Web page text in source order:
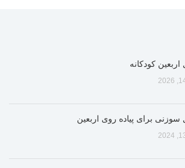
کودکانه
سوزنی برای پیاده روی اربعین